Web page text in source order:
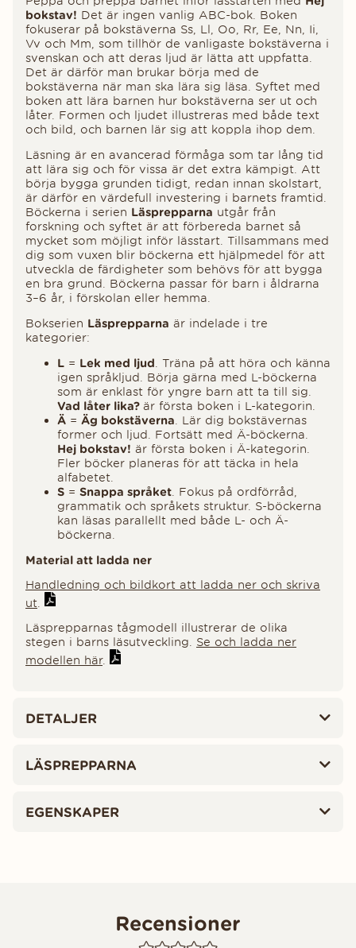
bokstav! Det är ingen vanlig ABC-bok. Boken
fokuserar på bokstäverna Ss, Ll, Oo, Rr, Ee, Nn, Ii,
Vv och Mm, som tillhör de vanligaste bokstäverna i
svenskan och att deras ljud är lätta att uppfatta.
Det är därför man brukar börja med de
bokstäverna när man ska lära sig läsa. Syftet med
boken att lära barnen hur bokstäverna ser ut och
låter. Formen och ljudet illustreras med både text
och bild, och barnen lär sig att koppla ihop dem.
Läsning är en avancerad förmåga som tar lång tid
att lära sig och för vissa är det extra kämpigt. Att
börja bygga grunden tidigt, redan innan skolstart,
är därför en värdefull investering i barnets framtid.
Böckerna i serien Läsprepparna utgår från
forskning och syftet är att förbereda barnet så
mycket som möjligt inför lässtart. Tillsammans med
dig som vuxen blir böckerna ett hjälpmedel för att
utveckla de färdigheter som behövs för att bygga
en bra grund. Böckerna passar för barn i åldrarna
3–6 år, i förskolan eller hemma.
Bokserien Läsprepparna är indelade i tre
kategorier:
L = Lek med ljud. Träna på att höra och känna
igen språkljud. Börja gärna med L-böckerna
som är enklast för yngre barn att ta till sig.
Vad låter lika? är första boken i L-kategorin.
Ä = Äg bokstäverna. Lär dig bokstävernas
former och ljud. Fortsätt med Ä-böckerna.
Hej bokstav! är första boken i Ä-kategorin.
Fler böcker planeras för att täcka in hela
alfabetet.
S = Snappa språket. Fokus på ordförråd,
grammatik och språkets struktur. S-böckerna
kan läsas parallellt med både L- och Ä-
böckerna.
Material att ladda ner
Handledning och bildkort att ladda ner och skriva
ut
Läsprepparnas tågmodell illustrerar de olika
stegen i barns läsutveckling. Se och ladda ner
modellen här.
DETALJER
LÄSPREPPARNA
EGENSKAPER
Recensioner